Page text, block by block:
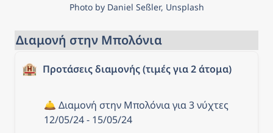
Photo by Daniel Seßler, Unsplash
Διαμονή στην Μπολόνια
🏨 Προτάσεις διαμονής (τιμές για 2 άτομα)
🛎️ Διαμονή στην Μπολόνια για 3 νύχτες
12/05/24 - 15/05/24